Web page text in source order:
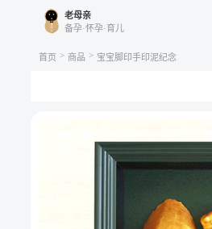
老母亲
备孕·怀孕·育儿
首页 > 商品 > 宝宝脚印手印泥纪念